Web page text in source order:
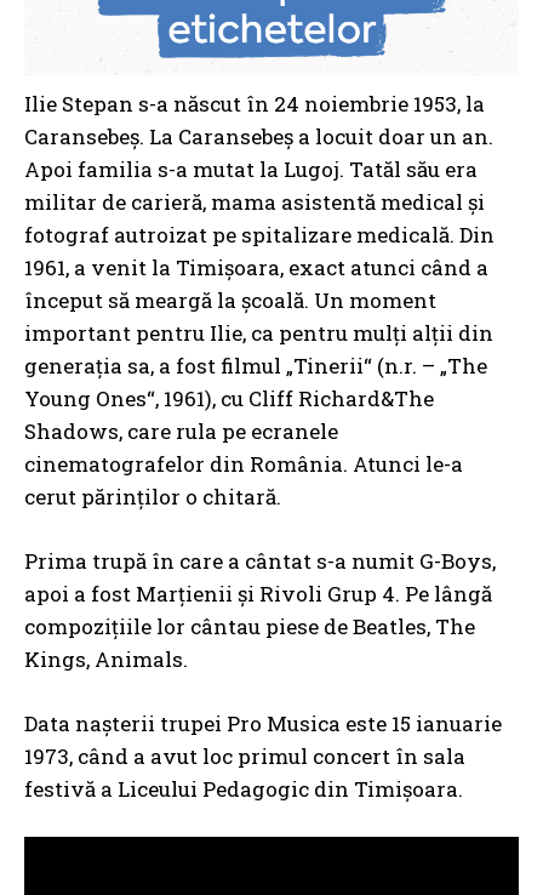
Ilie Stepan s-a născut în 24 noiembrie 1953, la
Caransebeș. La Caransebeș a locuit doar un an.
Apoi familia s-a mutat la Lugoj. Tatăl său era
militar de carieră, mama asistentă medical și
fotograf autroizat pe spitalizare medicală. Din
1961, a venit la Timişoara, exact atunci când a
început să meargă la şcoală. Un moment
important pentru Ilie, ca pentru mulţi alţii din
generaţia sa, a fost filmul „Tinerii“ (n.r. – „The
Young Ones“, 1961), cu Cliff Richard&The
Shadows, care rula pe ecranele
cinematografelor din România. Atunci le-a
cerut părinţilor o chitară.
Prima trupă în care a cântat s-a numit G-Boys,
apoi a fost Marţienii și Rivoli Grup 4. Pe lângă
compoziţiile lor cântau piese de Beatles, The
Kings, Animals.
Data nașterii trupei Pro Musica este 15 ianuarie
1973, când a avut loc primul concert în sala
festivă a Liceului Pedagogic din Timişoara.